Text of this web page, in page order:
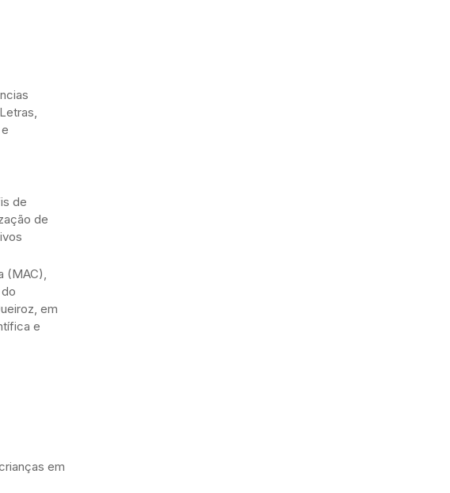
de
de
(MAC),
em
e
em